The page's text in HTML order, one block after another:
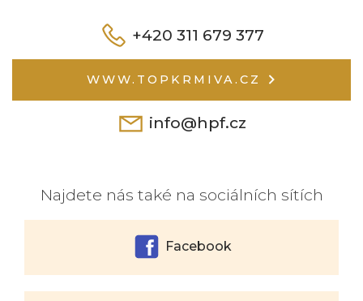
+420 311 679 377
WWW.TOPKRMIVA.CZ
info@hpf.cz
Najdete nás také na sociálních sítích
Facebook